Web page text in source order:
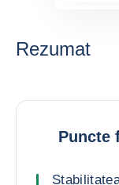
Rezumat
Puncte